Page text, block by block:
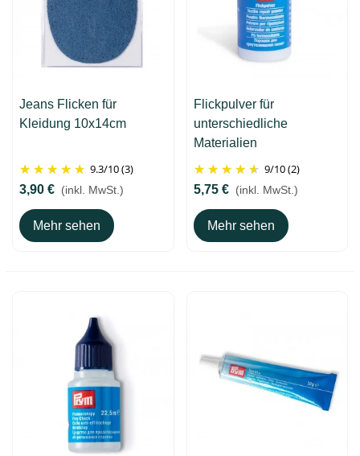
Jeans Flicken für
Kleidung 10x14cm
9.3/10(3)
3,90 € (inkl. MwSt.)
Mehr sehen
Flickpulver für
unterschiedliche
Materialien
9/10(2)
5,75 € (inkl. MwSt.)
Mehr sehen